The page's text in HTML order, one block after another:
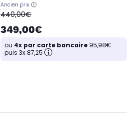
Ancien prix
oldPrice
440,00€
349,00€
ou 4x par carte bancaire 95,98€
puis 3x 87,25